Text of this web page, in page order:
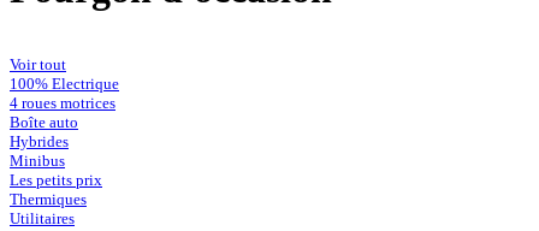
Voir tout
100% Electrique
4 roues motrices
Boîte auto
Hybrides
Minibus
Les petits prix
Thermiques
Utilitaires